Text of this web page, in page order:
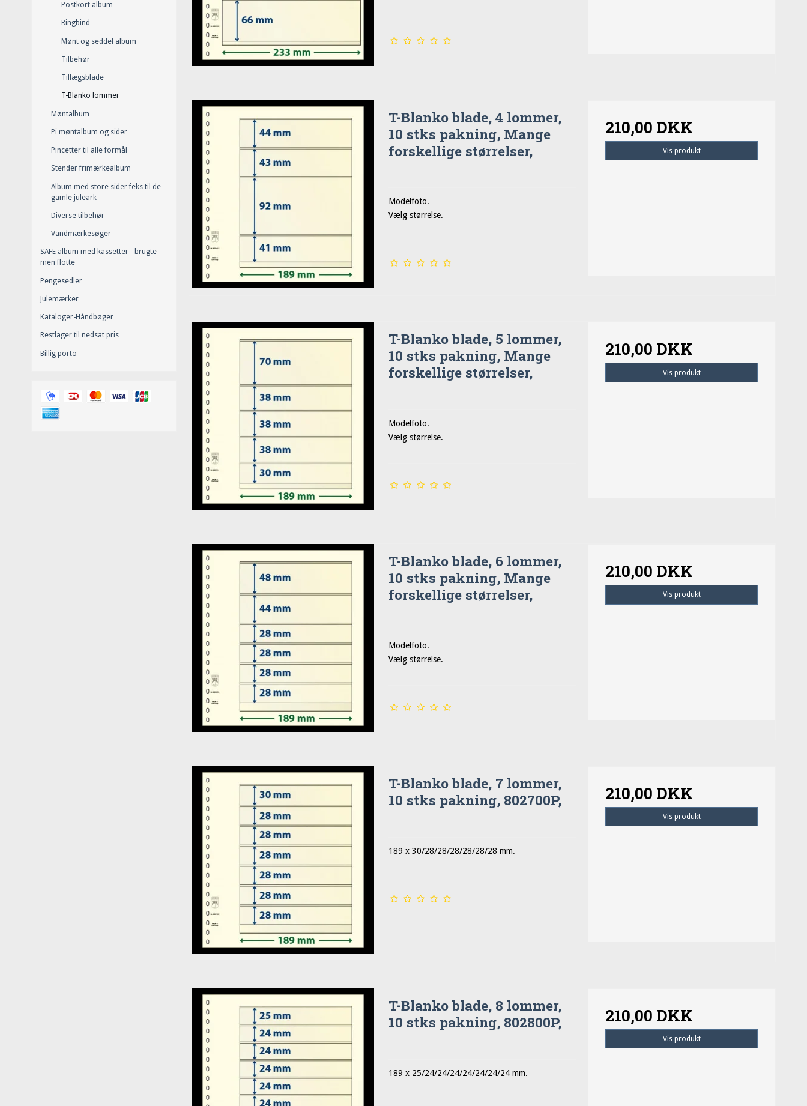
Postkort album
Ringbind
Mønt og seddel album
Tilbehør
Tillægsblade
T-Blanko lommer
Møntalbum
Pi møntalbum og sider
Pincetter til alle formål
Stender frimærkealbum
Album med store sider feks til de
gamle juleark
Diverse tilbehør
Vandmærkesøger
SAFE album med kassetter - brugte
men flotte
Pengesedler
Julemærker
Kataloger-Håndbøger
Restlager til nedsat pris
Billig porto
T-Blanko blade, 4 lommer,
10 stks pakning, Mange
forskellige størrelser,
Modelfoto.
Vælg størrelse.
210,00 DKK
Vis produkt
T-Blanko blade, 5 lommer,
10 stks pakning, Mange
forskellige størrelser,
Modelfoto.
Vælg størrelse.
210,00 DKK
Vis produkt
T-Blanko blade, 6 lommer,
10 stks pakning, Mange
forskellige størrelser,
Modelfoto.
Vælg størrelse.
210,00 DKK
Vis produkt
T-Blanko blade, 7 lommer,
10 stks pakning, 802700P,
189 x 30/28/28/28/28/28/28 mm.
210,00 DKK
Vis produkt
T-Blanko blade, 8 lommer,
10 stks pakning, 802800P,
189 x 25/24/24/24/24/24/24/24 mm.
210,00 DKK
Vis produkt